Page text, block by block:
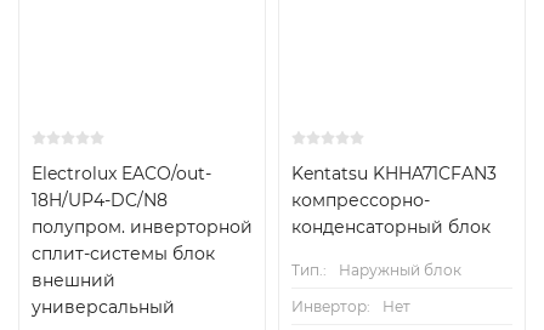
Electrolux EACO/out-
18H/UP4-DC/N8
полупром. инверторной
сплит-системы блок
внешний
универсальный
Kentatsu KHHA71CFAN3
компрессорно-
конденсаторный блок
Тип.:
Наружный блок
Инвертор:
Нет